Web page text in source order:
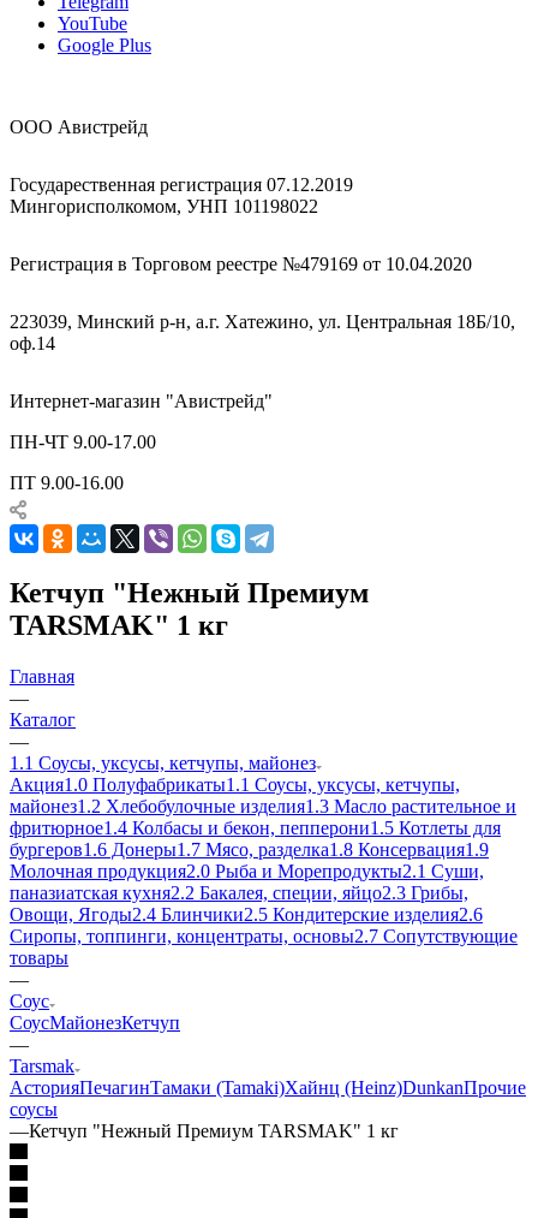
YouTube
Google Plus
ООО Авистрейд
Государественная регистрация 07.12.2019
Мингорисполкомом, УНП 101198022
Регистрация в Торговом реестре №479169 от 10.04.2020
223039, Минский р-н, а.г. Хатежино, ул. Центральная 18Б/10,
оф.14
Интернет-магазин "Авистрейд"
ПН-ЧТ 9.00-17.00
ПТ 9.00-16.00
Кетчуп "Нежный Премиум
TARSMAK" 1 кг
Главная
—
Каталог
—
1.1 Соусы, уксусы, кетчупы, майонез
Акция1.0 Полуфабрикаты1.1 Соусы, уксусы, кетчупы,
майонез1.2 Хлебобулочные изделия1.3 Масло растительное и
фритюрное1.4 Колбасы и бекон, пепперони1.5 Котлеты для
бургеров1.6 Донеры1.7 Мясо, разделка1.8 Консервация1.9
Молочная продукция2.0 Рыба и Морепродукты2.1 Суши,
паназиатская кухня2.2 Бакалея, специи, яйцо2.3 Грибы,
Овощи, Ягоды2.4 Блинчики2.5 Кондитерские изделия2.6
Сиропы, топпинги, концентраты, основы2.7 Сопутствующие
товары
—
Соус
СоусМайонезКетчуп
—
Tarsmak
АсторияПечагинТамаки (Tamaki)Хайнц (Heinz)DunkanПрочие
соусы
—Кетчуп "Нежный Премиум TARSMAK" 1 кг